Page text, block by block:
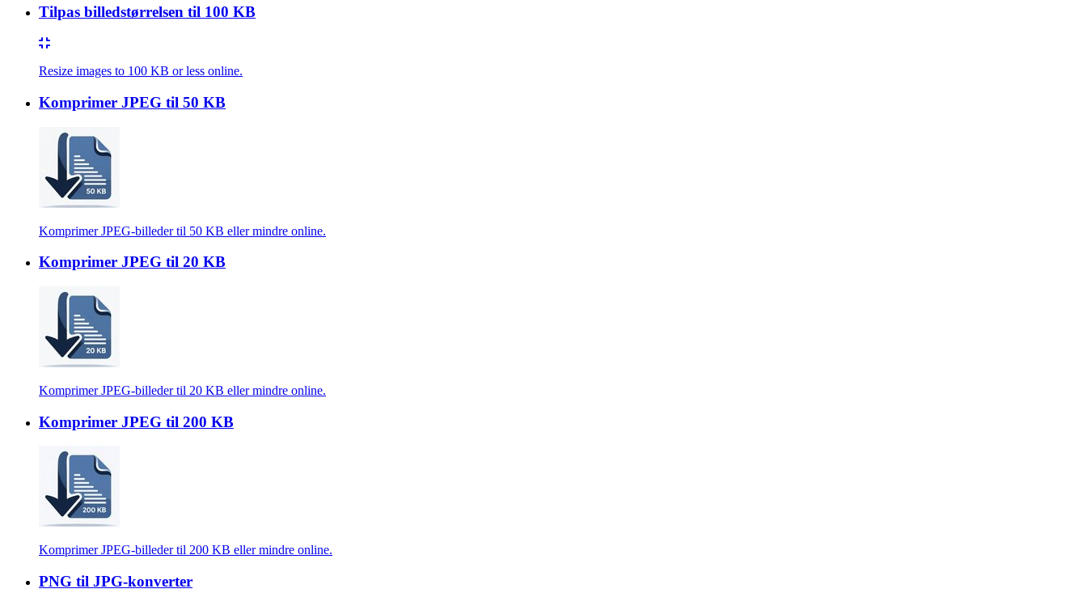
Tilpas billedstørrelsen til 100 KB
Resize images to 100 KB or less online.
Komprimer JPEG til 50 KB
Komprimer JPEG-billeder til 50 KB eller mindre online.
Komprimer JPEG til 20 KB
Komprimer JPEG-billeder til 20 KB eller mindre online.
Komprimer JPEG til 200 KB
Komprimer JPEG-billeder til 200 KB eller mindre online.
PNG til JPG-konverter